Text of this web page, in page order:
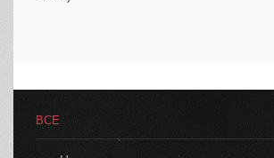
ВСЕ